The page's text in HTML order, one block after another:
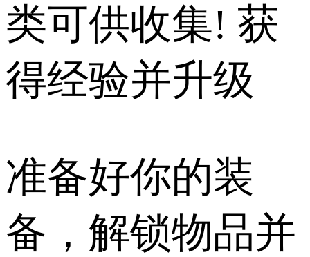
类可供收集! 获
得经验并升级
准备好你的装
备，解锁物品并